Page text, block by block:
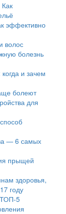
эффективно
волос
болезнь
и зачем
болеют
для
— 6 самых
прыщей
здоровья,
году
ТОП-5